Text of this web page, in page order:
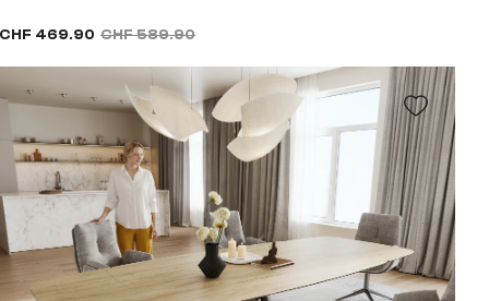
CHF 469.90 CHF 589.90